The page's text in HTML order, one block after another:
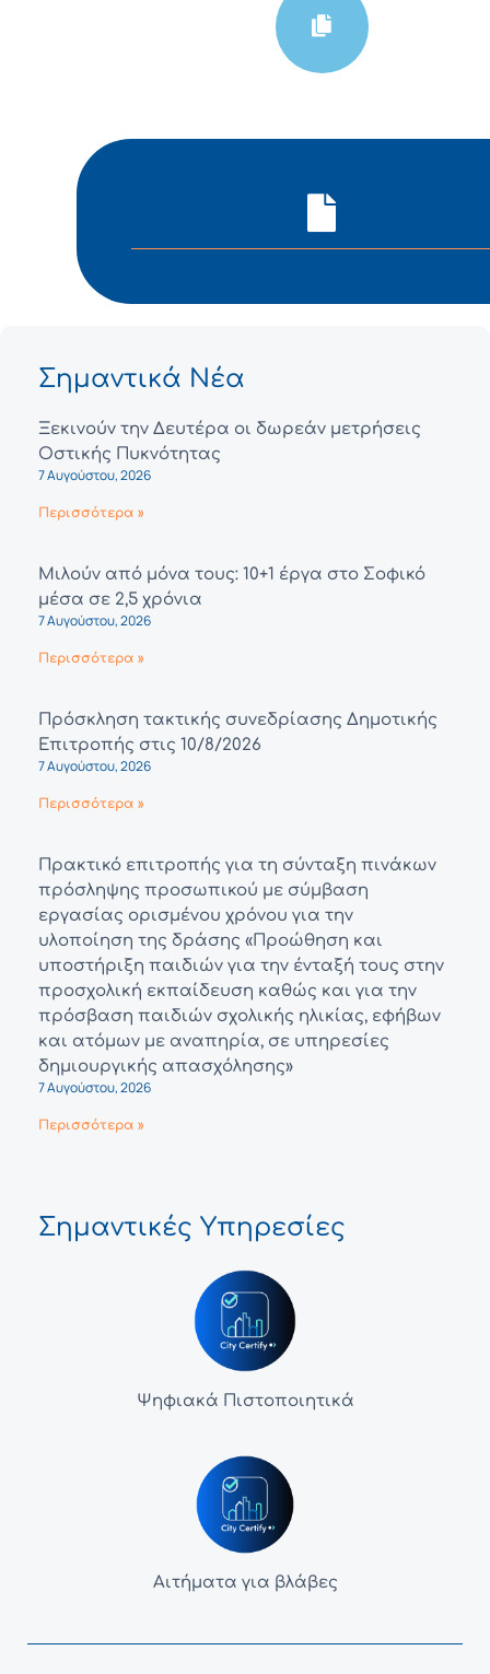
Σημαντικά Νέα
Ξεκινούν την Δευτέρα οι δωρεάν μετρήσεις
Οστικής Πυκνότητας
7 Αυγούστου, 2026
Περισσότερα »
Μιλούν από μόνα τους: 10+1 έργα στο Σοφικό
μέσα σε 2,5 χρόνια
7 Αυγούστου, 2026
Περισσότερα »
Πρόσκληση τακτικής συνεδρίασης Δημοτικής
Επιτροπής στις 10/8/2026
7 Αυγούστου, 2026
Περισσότερα »
Πρακτικό επιτροπής για τη σύνταξη πινάκων
πρόσληψης προσωπικού με σύμβαση
εργασίας ορισμένου χρόνου για την
υλοποίηση της δράσης «Προώθηση και
υποστήριξη παιδιών για την ένταξή τους στην
προσχολική εκπαίδευση καθώς και για την
πρόσβαση παιδιών σχολικής ηλικίας, εφήβων
και ατόμων με αναπηρία, σε υπηρεσίες
δημιουργικής απασχόλησης»
7 Αυγούστου, 2026
Περισσότερα »
Σημαντικές Υπηρεσίες
Ψηφιακά Πιστοποιητικά
Αιτήματα για βλάβες